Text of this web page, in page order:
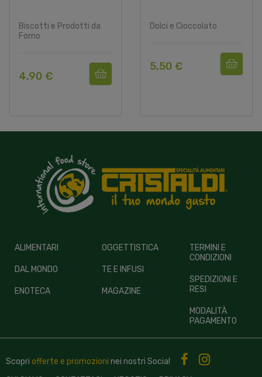
Biscotti e Prodotti da
Forno
4,90 €
Dolci e Cioccolato
5,50 €
ALIMENTARI
DAL MONDO
ENOTECA
OGGETTISTICA
TE E INFUSI
MAGAZINE
TERMINI E
CONDIZIONI
SPEDIZIONI E
RESI
MODALITÀ
PAGAMENTO
Scopri offerte e promozioni nei nostri Social